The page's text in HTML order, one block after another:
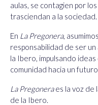
aulas, se contagien por
trasciendan a la sociedad.
En La Pregonera,
responsabilidad de ser
la Ibero, impulsando
comunidad hacia un
La Pregoneraes la voz de
de la Ibero.